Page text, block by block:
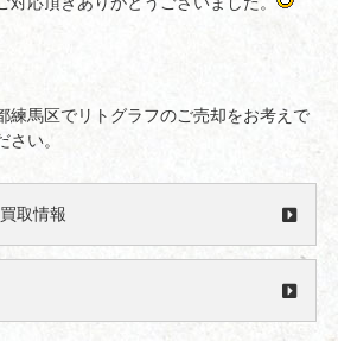
練馬区でリトグラフのご売却をお考えで
さい。
取情報